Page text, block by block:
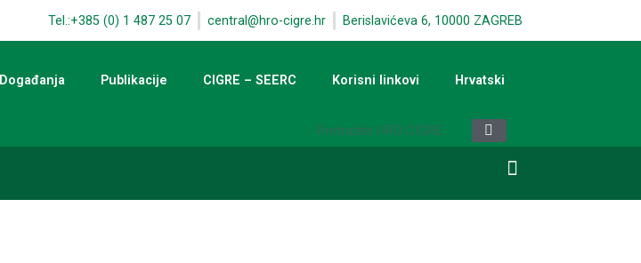
Tel.:+385 (0) 1 487 25 07 central@hro-cigre.hr Berislavićeva 6, 10000 ZAGREB
Događanja Publikacije CIGRE – SEERC Korisni linkovi Hrvatski